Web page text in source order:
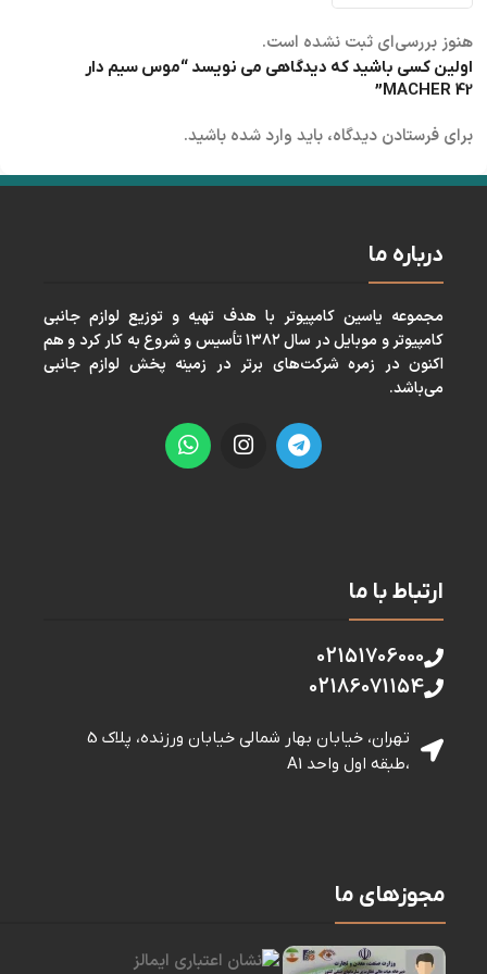
هنوز بررسی‌ای ثبت نشده است.
اولین کسی باشید که دیدگاهی می نویسد “موس سیم دار
MACHER 42”
برای فرستادن دیدگاه، باید وارد شده باشید.
درباره ما
مجموعه ياسين كامپيوتر با هدف تهيه و توزيع لوازم جانبی
كامپيوتر و موبايل در سال ١٣٨٢ تأسيس و شروع به كار كرد و هم
اكنون در زمره شركت‌های برتر در زمينه پخش لوازم جانبی
می‌باشد.
ارتباط با ما
02151706000
02186071154
تهران، خیابان بهار شمالی خيابان ورزنده، پلاک 5
،طبقه اول واحد A1
مجوزهای ما